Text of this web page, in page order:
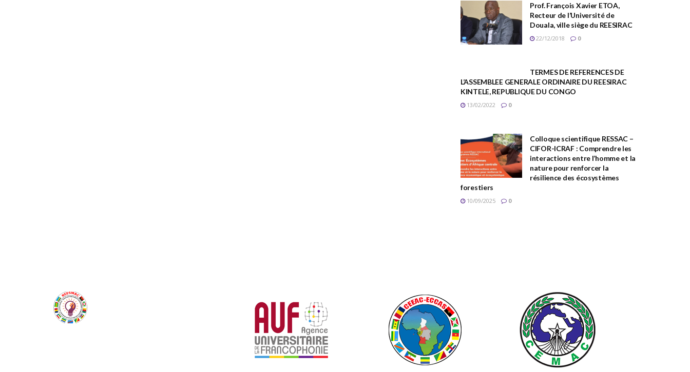
Prof. François Xavier ETOA,
Recteur de l’Université de
Douala, ville siège du REESIRAC
22/12/2018 0
TERMES DE REFERENCES DE
L’ASSEMBLEE GENERALE ORDINAIRE DU REESIRAC
KINTELE, REPUBLIQUE DU CONGO
13/02/2022 0
Colloque scientifique RESSAC –
CIFOR-ICRAF : Comprendre les
interactions entre l’homme et la
nature pour renforcer la
résilience des écosystèmes
forestiers
10/09/2025 0